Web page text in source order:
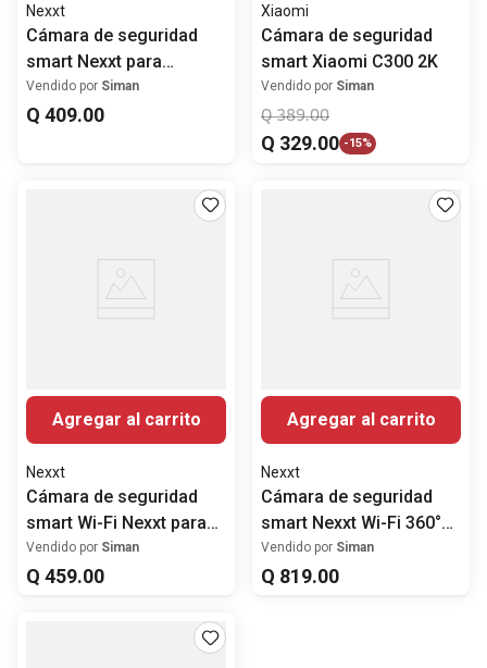
Nexxt
Cámara de seguridad
smart Nexxt para
interiores FHD 360°
Vendido por Siman
Q 409.00
Xiaomi
Cámara de seguridad
smart Xiaomi C300 2K
Vendido por Siman
Q 389.00
Q 329.00 -15%
Agregar al carrito
Nexxt
Cámara de seguridad
smart Wi-Fi Nexxt para
exteriores
Vendido por Siman
Q 459.00
Agregar al carrito
Nexxt
Cámara de seguridad
smart Nexxt Wi-Fi 360°
para exteriores con
panel solar
Vendido por Siman
Q 819.00